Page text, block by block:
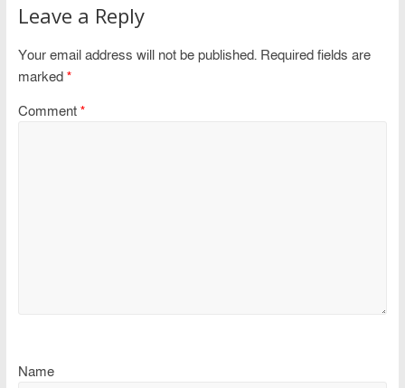
Leave a Reply
Your email address will not be published. Required fields are
marked *
Comment *
Name